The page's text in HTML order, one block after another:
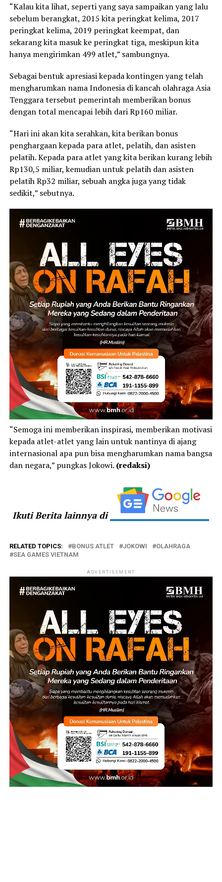
“Kalau kita lihat, seperti yang saya sampaikan yang lalu
sebelum berangkat, 2015 kita peringkat kelima, 2017
peringkat kelima, 2019 peringkat keempat, dan
sekarang kita masuk ke peringkat tiga, meskipun kita
hanya mengirimkan 499 atlet,” sambungnya.
Sebagai bentuk apresiasi kepada kontingen yang telah
mengharumkan nama Indonesia di kancah olahraga Asia
Tenggara tersebut pemerintah memberikan bonus
dengan total mencapai lebih dari Rp160 miliar.
“Hari ini akan kita serahkan, kita berikan bonus
penghargaan kepada para atlet, pelatih, dan asisten
pelatih. Kepada para atlet yang kita berikan kurang lebih
Rp130,5 miliar, kemudian untuk pelatih dan asisten
pelatih Rp32 miliar, sebuah angka juga yang tidak
sedikit,” sebutnya.
“Semoga ini memberikan inspirasi, memberikan motivasi
kepada atlet-atlet yang lain untuk nantinya di ajang
internasional apa pun bisa mengharumkan nama bangsa
dan negara,” pungkas Jokowi. (redaksi)
Ikuti Berita lainnya di
RELATED TOPICS: BONUS ATLET JOKOWI
OLAHRAGA
SEA GAMES VIETNAM
ADVERTISEMENT